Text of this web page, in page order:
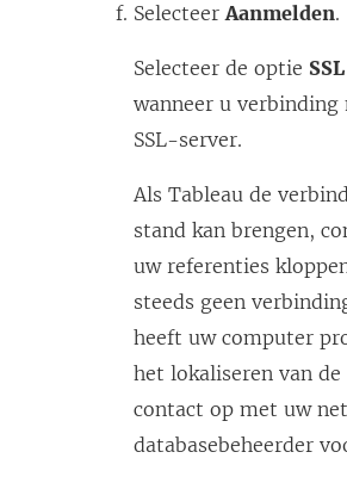
SelecteerAanmelden.
Selecteer de optie
wanneer u verbinding
SSL-server.
Als Tableau de
stand kan brengen,
uw referenties
steeds geen
heeft uw computer
het lokaliseren van de
contact op met uw
databasebeheerder